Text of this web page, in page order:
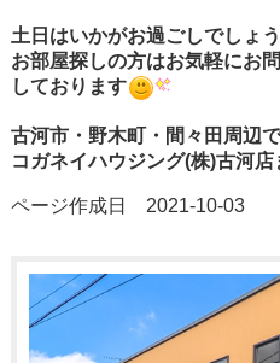
土日はいかがお過ごしでしょ
お部屋探しの方はお気軽にお
しております
古河市・野木町・間々田周辺
コガネイハウジング(株)古河
ページ作成日 2021-10-03